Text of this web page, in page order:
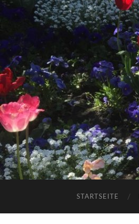
STARTSEITE